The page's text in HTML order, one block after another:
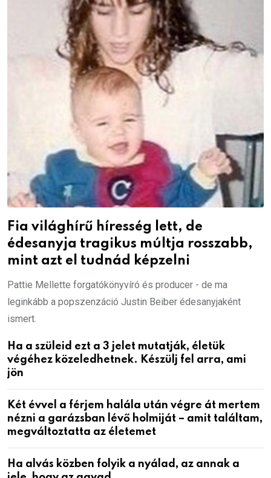
Fia világhírű híresség lett, de
édesanyja tragikus múltja rosszabb,
mint azt el tudnád képzelni
Pattie Mellette forgatókönyvíró és producer - de ma
leginkább a popszenzáció Justin Beiber édesanyjaként
ismert.
Ha a szüleid ezt a 3 jelet mutatják, életük
végéhez közeledhetnek. Készülj fel arra, ami
jön
Két évvel a férjem halála után végre át mertem
nézni a garázsban lévő holmiját – amit találtam,
megváltoztatta az életemet
Ha alvás közben folyik a nyálad, az annak a